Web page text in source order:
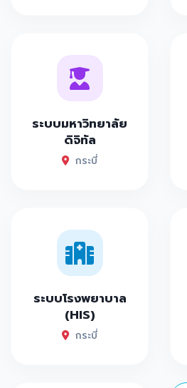
ระบบมหาวิทยาลัย
ดิจิทัล
กระบี่
ระบบโรงพยาบาล
(HIS)
กระบี่